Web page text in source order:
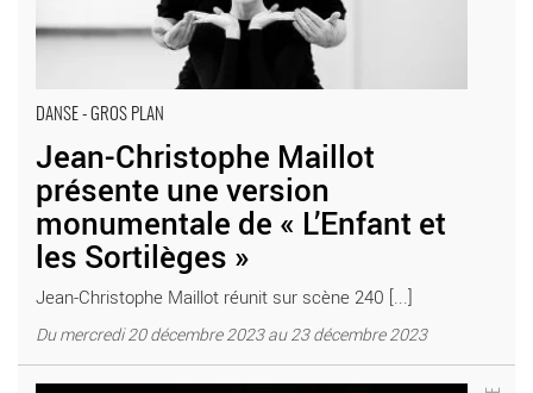
DANSE - GROS PLAN
Jean-Christophe Maillot
présente une version
monumentale de « L’Enfant et
les Sortilèges »
Jean-Christophe Maillot réunit sur scène 240 [...]
Du mercredi 20 décembre 2023 au 23 décembre 2023
L’enfant et les sortilèges à portée d’enfant - Critique sortie